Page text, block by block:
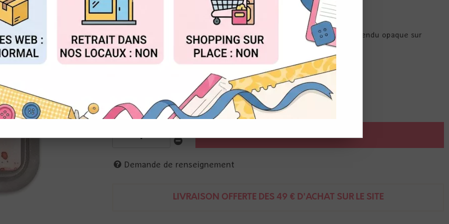
Réf. :TDO55969
Encre dye et pigments -réactive à l'eau pour créer un effet oxydé. Rendu opaque sur
papier foncé
Tim Holtz Ranger
AJOUTER AU PANIER
Demande de renseignement
LIVRAISON OFFERTE DÈS 49 € D'ACHAT SUR LE SITE
ACCEPTER TOUT